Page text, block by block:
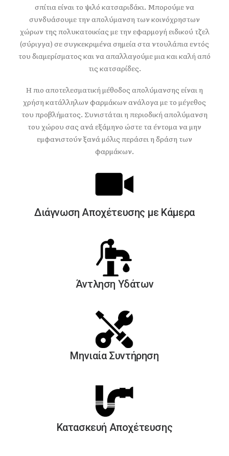
σπίτια είναι το ψιλό κατσαριδάκι. Μπορούμε να
συνδυάσουμε την απολύμανση των κοινόχρηστων
χώρων της πολυκατοικίας με την εφαρμογή ειδικού τζελ
(σύριγγα) σε συγκεκριμένα σημεία στα ντουλάπια εντός
του διαμερίσματος και να απαλλαγούμε μια και καλή από
τις κατσαρίδες.
Η πιο αποτελεσματική μέθοδος απολύμανσης είναι η
χρήση κατάλληλων φαρμάκων ανάλογα με το μέγεθος
του προβλήματος. Συνιστάται η περιοδική απολύμανση
του χώρου σας ανά εξάμηνο ώστε τα έντομα να μην
εμφανιστούν ξανά μόλις περάσει η δράση των
φαρμάκων.
Διάγνωση Aποχέτευσης με Kάμερα
Άντληση Yδάτων
Μηνιαία Συντήρηση
Κατασκευή Αποχέτευσης